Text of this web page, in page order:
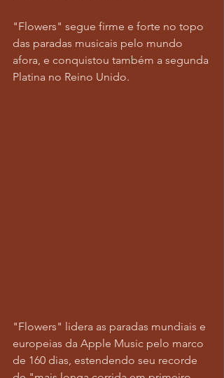
"Flowers" segue firme e forte no topo
das paradas musicais pelo mundo
afora, e conquistou também a segunda
Platina no Reino Unido.
"Flowers" lidera as paradas mundiais e
europeias da Apple Music pelo marco
de 160 dias, estendendo seu recorde